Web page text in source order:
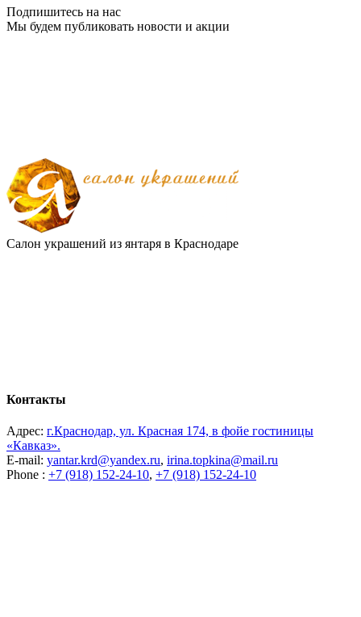
Подпишитесь на нас
Мы будем публиковать новости и акции
Салон украшений из янтаря в Краснодаре
Контакты
Адрес: г.Краснодар, ул. Красная 174, в фойе гостиницы
«Кавказ».
E-mail: yantar.krd@yandex.ru, irina.topkina@mail.ru
Phone : +7 (918) 152-24-10, +7 (918) 152-24-10